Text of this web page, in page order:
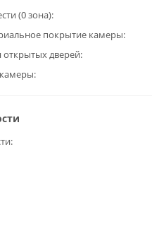
(0 зона)
покрытие камеры
дверей